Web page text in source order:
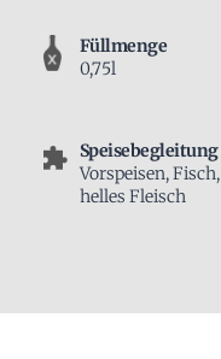
Füllmenge
0,75l
Speisebegleitung
Vorspeisen, Fisch,
helles Fleisch